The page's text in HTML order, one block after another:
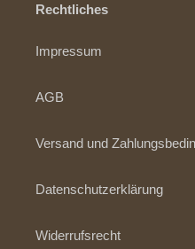
Rechtliches
Impressum
AGB
Versand und
Datenschutzerklärung
Widerrufsrecht